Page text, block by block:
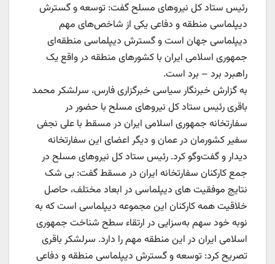
رئیس ستاد کل نیروهای مسلح گفت: توسعه و گسترش
دیپلماسی منطقه و دفاعی یکی از شاخص‌های مهم
دیپلماسی جهان است و گسترش دیپلماسی منطقه‌ای
جمهوری اسلامی ایران با کشورهای منطقه در واقع یک
راهبرد برد – برد است.
به گزارش خبرنگار سیاسی خبرگزاری فارس، سرلشکر محمد
باقری رئیس ستاد کل نیروهای مسلح با حضور در
سفارتخانه جمهوری اسلامی ایران در مسقط با علی نجفی
سفیر کشورمان در عمان و دیگر اعضای این سفارتخانه
دیدار و گفت‌وگو کرد. رئیس ستاد کل نیروهای مسلح در
جمع کارکنان سفارتخانه ایران در مسقط گفت: بی شک
نتایج موفقیت های دیپلماسی در ابعاد مختلف، حاصل
خلاقیت همه کارکنان این مجموعه دیپلماسی است که به
نوبه خود سهم به‌سزایی در ارتقاء سطح شناخت جمهوری
اسلامی ایران در این منطقه مهم را دارد. سرلشکر باقری
تصریح کرد: توسعه و گسترش دیپلماسی منطقه و دفاعی